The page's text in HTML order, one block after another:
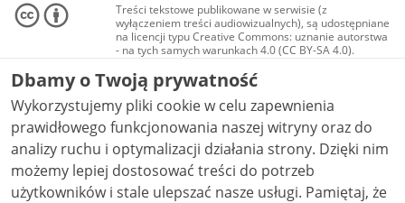
Treści tekstowe publikowane w serwisie (z
wyłączeniem treści audiowizualnych), są udostępniane
na licencji typu Creative Commons: uznanie autorstwa
- na tych samych warunkach 4.0 (CC BY-SA 4.0).
Materiały audiowizualne, w tym zdjęcia, materiały
audio i wideo, są udostępniane na licencji typu
Creative Commons: uznanie autorstwa użycie
niekomercyjne - bez utworów zależnych 4.0 (CC BY-
NC-ND 4.0), o ile nie jest to stwierdzone inaczej.
Dbamy o Twoją prywatność
Wykorzystujemy pliki cookie w celu zapewnienia
prawidłowego funkcjonowania naszej witryny oraz do
analizy ruchu i optymalizacji działania strony. Dzięki nim
możemy lepiej dostosować treści do potrzeb
użytkowników i stale ulepszać nasze usługi. Pamiętaj, że